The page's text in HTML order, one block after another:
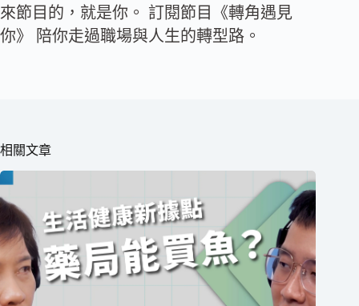
來節目的，就是你。 訂閱節目《轉角遇見
你》 陪你走過職場與人生的轉型路。
相關文章